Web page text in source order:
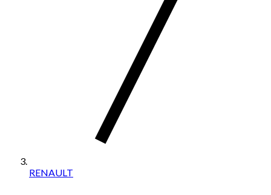
RENAULT